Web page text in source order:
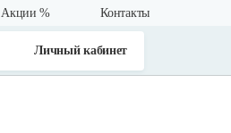
Акции % Контакты
Личный кабинет